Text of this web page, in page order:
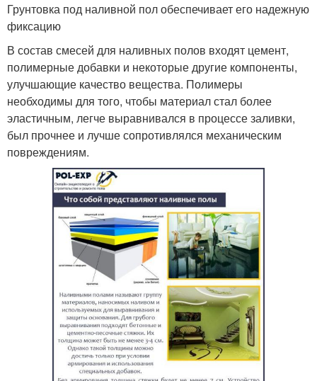
Грунтовка под наливной пол обеспечивает его надежную
фиксацию
В состав смесей для наливных полов входят цемент,
полимерные добавки и некоторые другие компоненты,
улучшающие качество вещества. Полимеры
необходимы для того, чтобы материал стал более
эластичным, легче выравнивался в процессе заливки,
был прочнее и лучше сопротивлялся механическим
повреждениям.